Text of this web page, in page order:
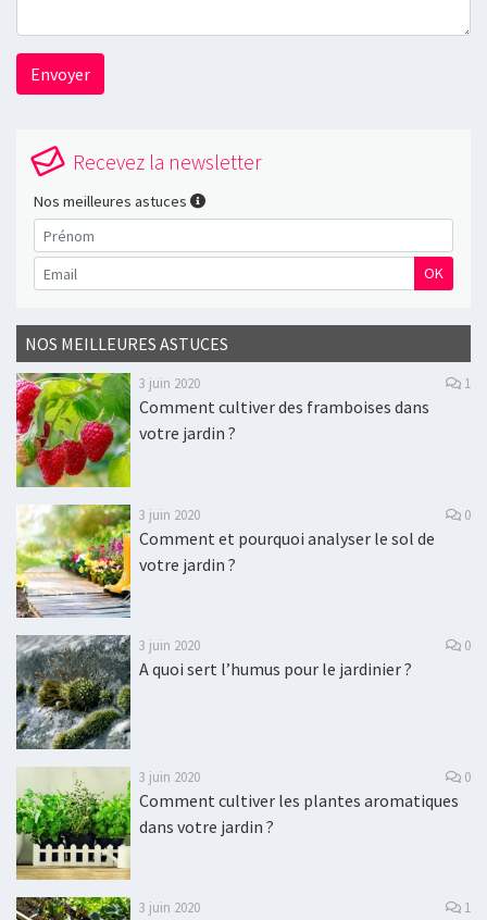
Envoyer
Recevez la newsletter
Nos meilleures astuces
OK
NOS MEILLEURES ASTUCES
3 juin 2020 1
Comment cultiver des framboises dans
votre jardin ?
3 juin 2020 0
Comment et pourquoi analyser le sol de
votre jardin ?
3 juin 2020 0
A quoi sert l’humus pour le jardinier ?
3 juin 2020 0
Comment cultiver les plantes aromatiques
dans votre jardin ?
3 juin 2020 1